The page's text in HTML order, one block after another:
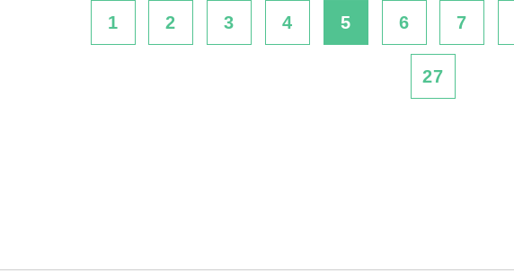
1 2 3 4 5 6 7
27